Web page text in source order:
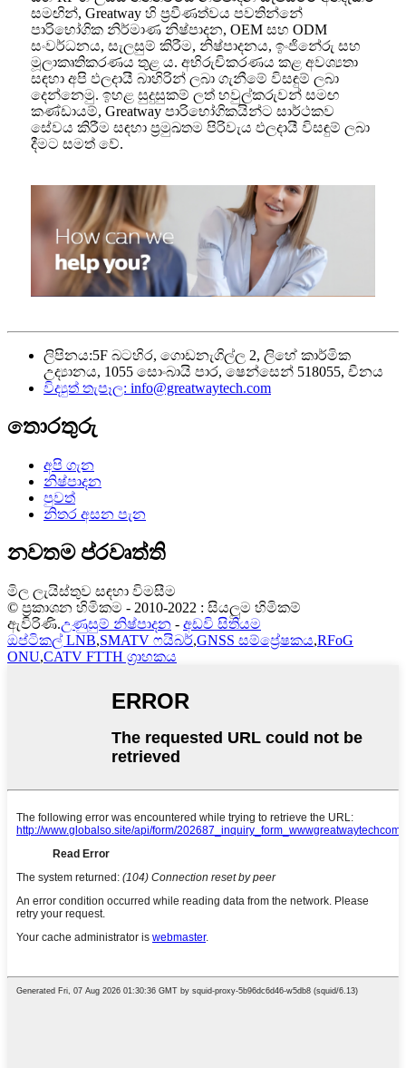
සමඟින්, Greatway හි ප්‍රවීණත්වය පවතින්නේ
පාරිභෝගික නිර්මාණ නිෂ්පාදන, OEM සහ ODM
සංවර්ධනය, සැලසුම් කිරීම, නිෂ්පාදනය, ඉංජිනේරු සහ
මූලාකෘතිකරණය තුළ ය. අභිරුචිකරණය කළ අවශ්‍යතා
සඳහා අපි ඵලදායී බාහිරින් ලබා ගැනීමේ විසඳුම් ලබා
දෙන්නෙමු. ඉහළ සුදුසුකම් ලත් හවුල්කරුවන් සමඟ
කණ්ඩායම්, Greatway පාරිභෝගිකයින්ට සාර්ථකව
සේවය කිරීම සඳහා ප්‍රමුඛතම පිරිවැය ඵලදායී විසඳුම් ලබා
දීමට සමත් වේ.
ලිපිනය:5F බටහිර, ගොඩනැගිල්ල 2, ලිහේ කාර්මික
උද්‍යානය, 1055 සොංබායි පාර, ෂෙන්සෙන් 518055, චීනය
විද්‍යුත් තැපෑල: info@greatwaytech.com
තොරතුරු
අපි ගැන
නිෂ්පාදන
පුවත්
නිතර අසන පැන
නවතම ප්රවෘත්ති
මිල ලැයිස්තුව සඳහා විමසීම
© ප්‍රකාශන හිමිකම - 2010-2022 : සියලුම හිමිකම්
ඇවිරිණි.උණුසුම් නිෂ්පාදන - අඩවි සිතියම
ඔප්ටිකල් LNB,SMATV ෆයිබර්,GNSS සම්ප්‍රේෂකය,RFoG
ONU,CATV FTTH ග්‍රාහකය